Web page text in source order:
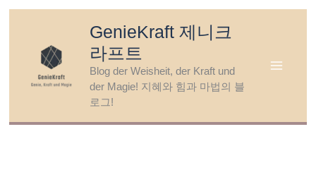
Skip
GenieKraft 제니크
라프트
Blog der Weisheit, der Kraft und
der Magie! 지혜와 힘과 마법의 블
로그!